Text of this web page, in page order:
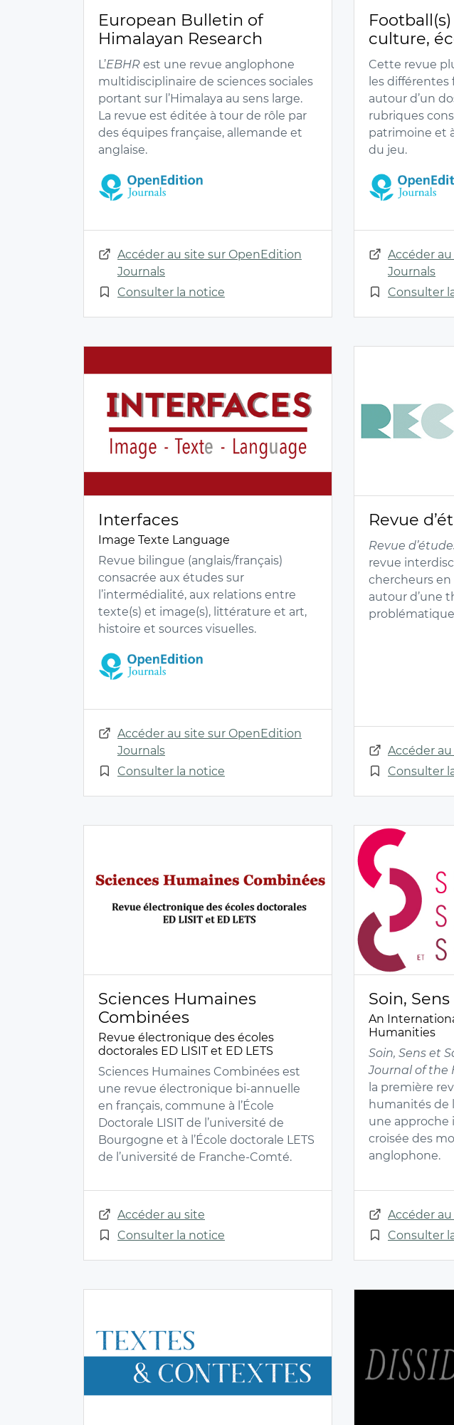
European Bulletin of
Himalayan Research
L’EBHR est une revue anglophone
multidisciplinaire de sciences sociales
portant sur l’Himalaya au sens large.
La revue est éditée à tour de rôle par
des équipes française, allemande et
anglaise.
Accéder au site sur OpenEdition
Journals
Consulter la notice
culture,
Cette revue
les différentes
autour d’un
rubriques
patrimoine et
du jeu.
Accéder
Journals
Consulter
Interfaces
Image Texte Language
Revue bilingue (anglais/français)
consacrée aux études sur
l’intermédialité, aux relations entre
texte(s) et image(s), littérature et art,
histoire et sources visuelles.
Accéder au site sur OpenEdition
Journals
Consulter la notice
Revue
Revue
revue
chercheurs
autour d’une
Accéder
Consulter
Sciences Humaines
Combinées
Revue électronique des écoles
doctorales ED LISIT et ED LETS
Sciences Humaines Combinées est
une revue électronique bi-annuelle
en français, commune à l’École
Doctorale LISIT de l’université de
Bourgogne et à l’École doctorale LETS
de l’université de Franche-Comté.
Accéder au site
Consulter la notice
Soin,
An
Humanities
Soin, Sens et
Journal of the
la première
humanités de
une approche
croisée des
anglophone.
Accéder
Consulter